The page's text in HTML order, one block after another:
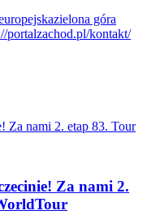
zielona góra
Za nami 2.